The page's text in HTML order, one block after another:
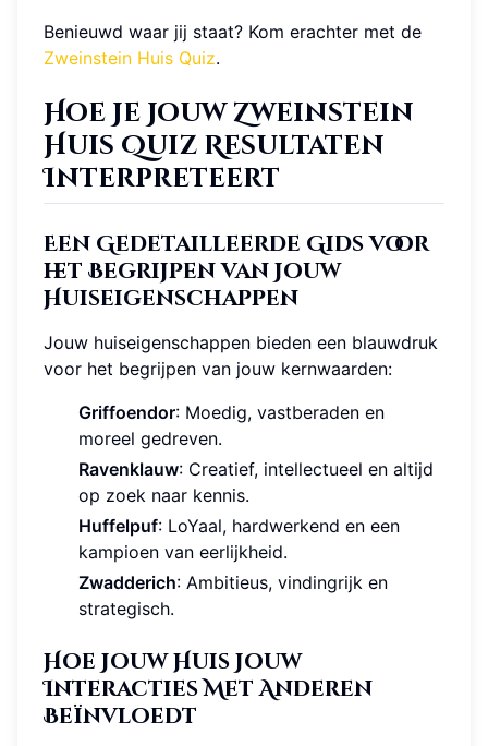
Benieuwd waar jij staat? Kom erachter met de
Zweinstein Huis Quiz.
Hoe Je Jouw Zweinstein
Huis Quiz Resultaten
Interpreteert
Een Gedetailleerde Gids voor
het Begrijpen van Jouw
Huiseigenschappen
Jouw huiseigenschappen bieden een blauwdruk
voor het begrijpen van jouw kernwaarden:
Griffoendor: Moedig, vastberaden en
moreel gedreven.
Ravenklauw: Creatief, intellectueel en altijd
op zoek naar kennis.
Huffelpuf: LoYaal, hardwerkend en een
kampioen van eerlijkheid.
Zwadderich: Ambitieus, vindingrijk en
strategisch.
Hoe Jouw Huis Jouw
Interacties Met Anderen
Beïnvloedt